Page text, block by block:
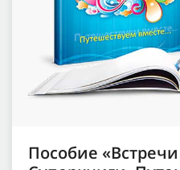
Пособие